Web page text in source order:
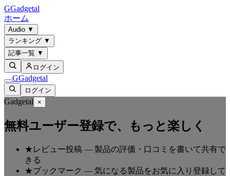
GGadgetal
ホーム
Audio ▼
ランキング ▼
記事一覧 ▼
ログイン
GGadgetal
ログイン
Gadgetal ×
無料ユーザー登録で、もっと楽しく
★レビュー投稿 — 製品の評価・口コミを書いて共有で
きる
★ブックマーク — 気になる製品をお気に入り登録して